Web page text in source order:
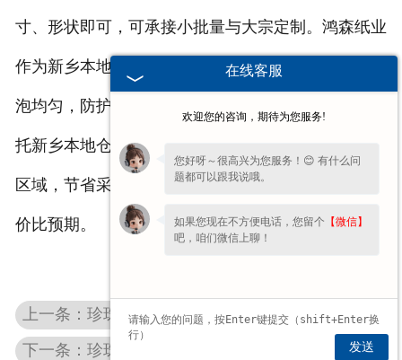
寸、形状即可，可承接小批量与大宗定制。鸿森纸业
作为新乡本地厂家，供应的珍珠棉型材成型规整、发
泡均匀，防护性能稳定，无需额外处理即可使用。依
托新乡本地仓储，发货及时，配送覆盖新乡县及周边
区域，节省采购等待时间，贴合大众与小微企业的性
价比预期。
上一条：珍珠棉型材厂家
下一条：珍珠棉型材生产厂家
在线客服
欢迎您的咨询，期待为您服务!
您好呀～很高兴为您服务！😊 有什么问
题都可以跟我说哦。
如果您现在不方便电话，您留个 【微信】
吧，咱们微信上聊！
发送